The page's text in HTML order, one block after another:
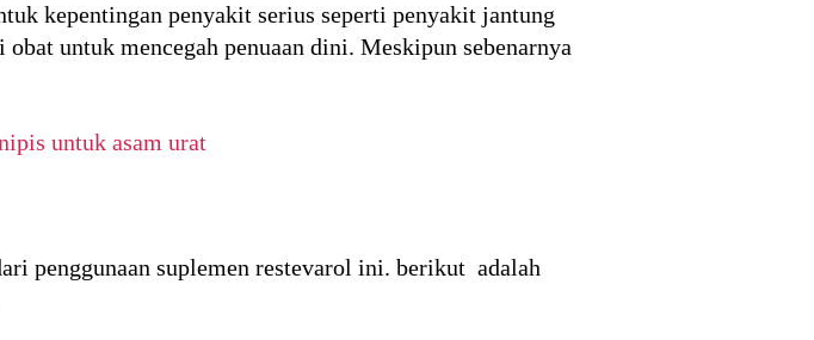
kepentingan penyakit serius seperti penyakit jantung
untuk mencegah penuaan dini. Meskipun sebenarnya
untuk asam urat
penggunaan suplemen restevarol ini. berikut adalah